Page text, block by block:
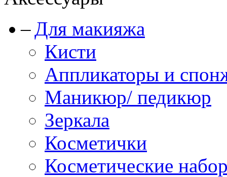
Для макияжа
Кисти
Аппликаторы и
Маникюр/ педикюр
Зеркала
Косметички
Косметические